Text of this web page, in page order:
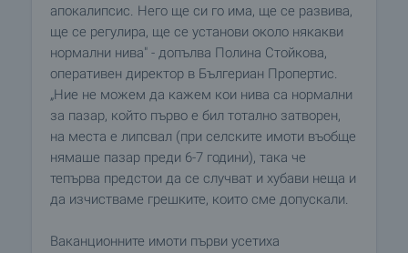
апокалипсис. Него ще си го има, ще се развива,
ще се регулира, ще се установи около някакви
нормални нива" - допълва Полина Стойкова,
оперативен директор в Бългериан Пропертис.
„Ние не можем да кажем кои нива са нормални
за пазар, който първо е бил тотално затворен,
на места е липсвал (при селските имоти въобще
нямаше пазар преди 6-7 години), така че
тепърва предстои да се случват и хубави неща и
да изчистваме грешките, които сме допускали.
Ваканционните имоти първи усетиха